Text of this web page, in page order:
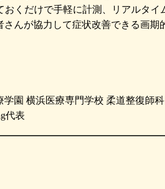
おくだけで手軽に計測、リアルタ
んが協力して症状改善できる画期
学園 横浜医療専門学校 柔道整復師
代表